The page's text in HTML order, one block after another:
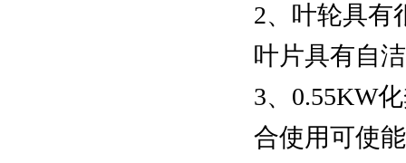
2、叶轮具有
叶片具有自
3、0.55KW
合使用可使